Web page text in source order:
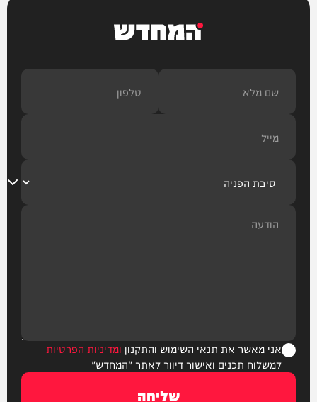
המחדש
אני מאשר את תנאי השימוש והתקנון ומדיניות הפרטיות
למשלוח תכנים ואישור דיוור לאתר "המחדש"
שליחה